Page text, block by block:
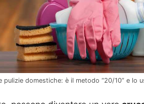
domestiche: è il metodo “20/10” e lo